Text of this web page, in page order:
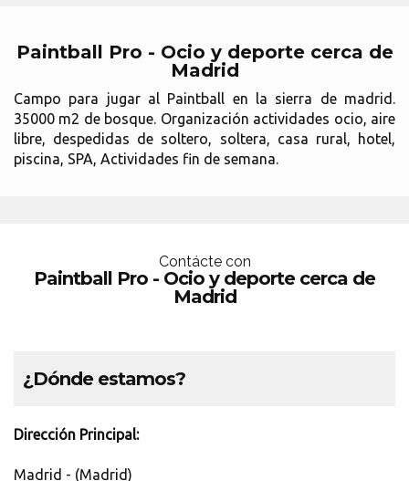
Paintball Pro - Ocio y deporte cerca de
Madrid
Campo para jugar al Paintball en la sierra de madrid.
35000 m2 de bosque. Organización actividades ocio, aire
libre, despedidas de soltero, soltera, casa rural, hotel,
piscina, SPA, Actividades fin de semana.
Contácte con
Paintball Pro - Ocio y deporte cerca de
Madrid
¿Dónde estamos?
Dirección Principal:
Madrid - (Madrid)